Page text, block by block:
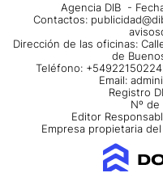
Agencia DIB -
Contactos:
Dirección de las oficinas:
de
Teléfono:
Email:
Registro
Nº
Editor
Empresa propietaria